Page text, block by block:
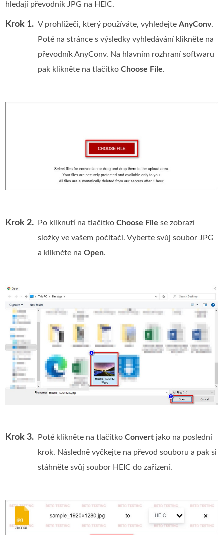
hledají převodník JPG na HEIC.
Krok 1. V prohlížeči, který používáte, vyhledejteAnyConv.
Poté na stránce s výsledky vyhledávání klikněte na
převodník AnyConv. Na hlavním rozhraní softwaru
pak klikněte na tlačítkoChoose File.
Krok 2. Po kliknutí na tlačítkoChoose File se zobrazí
složky ve vašem počítači. Vyberte svůj soubor JPG
a klikněte naOpen.
Krok 3. Poté klikněte na tlačítkoConvert jako na poslední
krok. Následně vyčkejte na převod souboru a pak si
stáhněte svůj soubor HEIC do zařízení.